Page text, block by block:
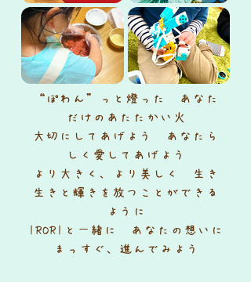
“ぽわん”っと燈った あなた
だけのあたたかい火
大切にしてあげよう あなたら
しく愛してあげよう
より大きく、より美しく 生き
生きと輝きを放つことができる
ように
​IRORIと一緒に あなたの想いに
まっすぐ、進んでみよう